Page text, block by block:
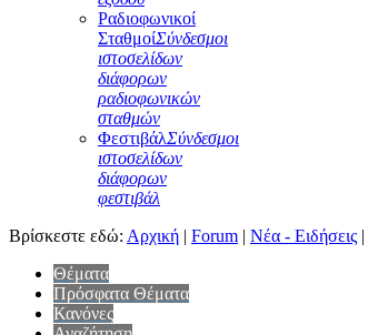
Ραδιοφωνικοί
ΣταθμοίΣύνδεσμοι
ιστοσελίδων
διάφορων
ραδιοφωνικών
σταθμών
ΦεστιβάλΣύνδεσμοι
ιστοσελίδων
διάφορων
φεστιβάλ
Βρίσκεστε εδώ: Αρχική | Forum | Νέα - Ειδήσεις |
Θέματα
Πρόσφατα Θέματα
Κανόνες